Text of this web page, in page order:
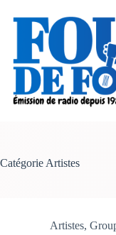
Catégorie Artistes
Artistes,